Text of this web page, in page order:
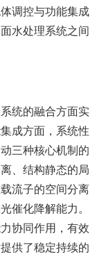
调控与功能集成
水处理系统之间
统的融合方面实
成方面，系统性
三种核心机制的
、结构静态的局
流子的空间分离
催化降解能力。
协同作用，有效
供了稳定持续的